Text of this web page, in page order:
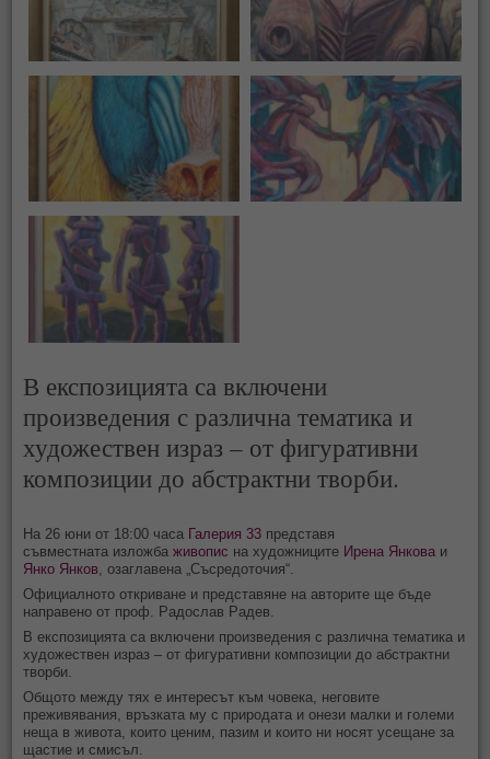
В експозицията са включени
произведения с различна тематика и
художествен израз – от фигуративни
композиции до абстрактни творби.
На 26 юни от 18:00 часа Галерия 33 представя
съвместната изложбаживопис на художниците Ирена Янкова и
Янко Янков , озаглавена „Съсредоточия“.
Официалното откриване и представяне на авторите ще бъде
направено от проф. Радослав Радев.
В експозицията са включени произведения с различна тематика и
художествен израз – от фигуративни композиции до абстрактни
творби.
Общото между тях е интересът към човека, неговите
преживявания, връзката му с природата и онези малки и големи
неща в живота, които ценим, пазим и които ни носят усещане за
щастие и смисъл.